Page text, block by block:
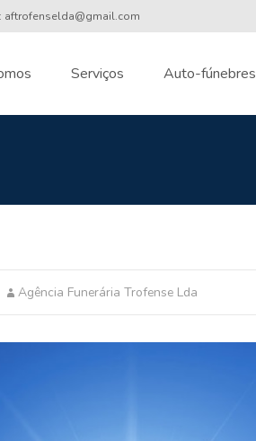
aftrofenselda@gmail.com
Serviços Auto-fúnebres
Agência Funerária Trofense Lda